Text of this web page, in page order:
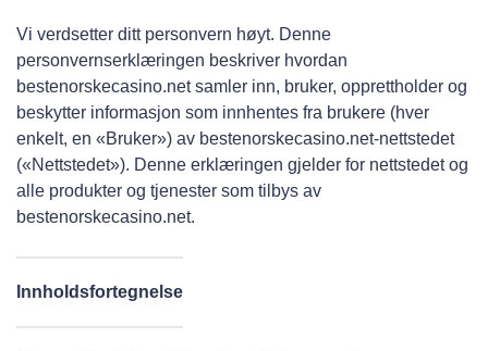
Vi verdsetter ditt personvern høyt. Denne
personvernserklæringen beskriver hvordan
bestenorskecasino.net samler inn, bruker, opprettholder og
beskytter informasjon som innhentes fra brukere (hver
enkelt, en «Bruker») av bestenorskecasino.net-nettstedet
(«Nettstedet»). Denne erklæringen gjelder for nettstedet og
alle produkter og tjenester som tilbys av
bestenorskecasino.net.
Innholdsfortegnelse